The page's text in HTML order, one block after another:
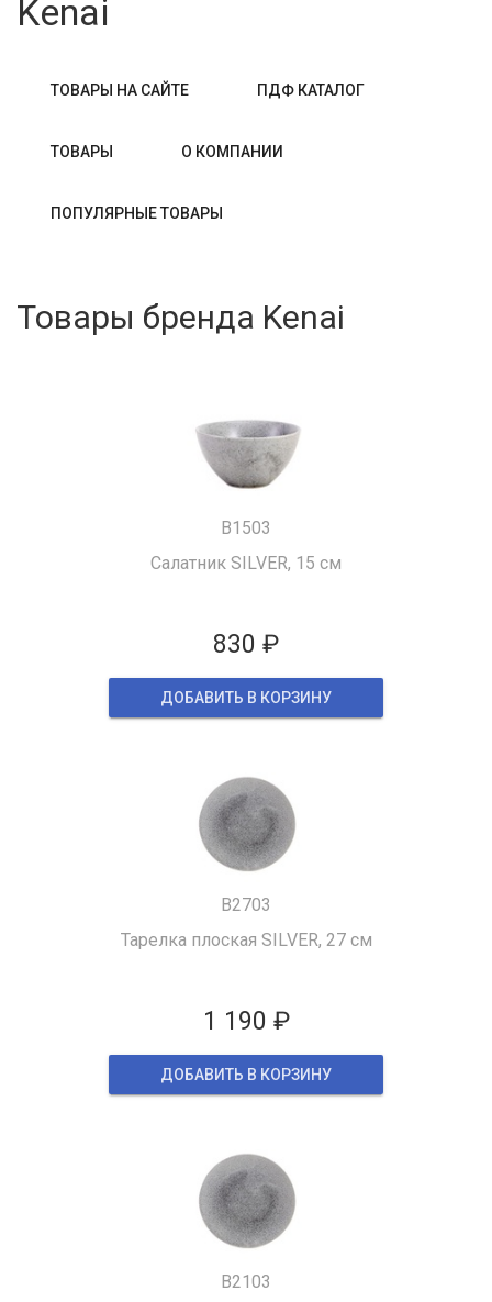
Kenai
ТОВАРЫ НА САЙТЕ ПДФ КАТАЛОГ
ТОВАРЫ О КОМПАНИИ
ПОПУЛЯРНЫЕ ТОВАРЫ
Товары бренда Kenai
B1503
Салатник SILVER, 15 см
830 ₽
ДОБАВИТЬ В КОРЗИНУ
B2703
Тарелка плоская SILVER, 27 см
1 190 ₽
ДОБАВИТЬ В КОРЗИНУ
B2103